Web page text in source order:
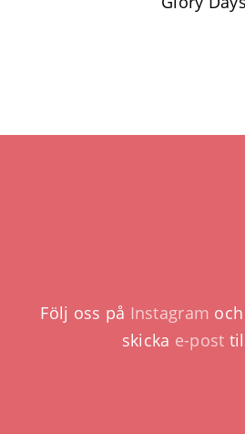
Följ oss på Instagram och
skicka e-post